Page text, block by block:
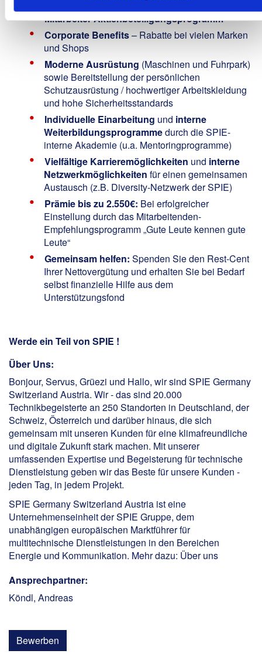
Mitarbeiter-Aktienbeteiligungsprogramm
Corporate Benefits– Rabatte bei vielen Marken
und Shops
Moderne Ausrüstung (Maschinen und Fuhrpark)
sowie Bereitstellung der persönlichen
Schutzausrüstung / hochwertiger Arbeitskleidung
und hohe Sicherheitsstandards
Individuelle Einarbeitung und interne
Weiterbildungsprogrammedurch die SPIE-
interne Akademie (u.a. Mentoringprogramme)
Vielfältige Karrieremöglichkeiten und interne
Netzwerkmöglichkeiten für einen gemeinsamen
Austausch (z.B. Diversity-Netzwerk der SPIE)
Prämie bis zu 2.550€: Bei erfolgreicher
Einstellung durch das Mitarbeitenden-
Empfehlungsprogramm „Gute Leute kennen gute
Leute“
Gemeinsam helfen: Spenden Sie den Rest-Cent
Ihrer Nettovergütung und erhalten Sie bei Bedarf
selbst finanzielle Hilfe aus dem
Unterstützungsfond
Werde ein Teil von SPIE !
Über Uns:
Bonjour, Servus, Grüezi und Hallo, wir sind SPIE Germany
Switzerland Austria. Wir - das sind 20.000
Technikbegeisterte an 250 Standorten in Deutschland, der
Schweiz, Österreich und darüber hinaus, die sich
gemeinsam mit unseren Kunden für eine klimafreundliche
und digitale Zukunft stark machen. Mit unserer
umfassenden Expertise und Begeisterung für technische
Dienstleistung geben wir das Beste für unsere Kunden -
jeden Tag, in jedem Projekt.
SPIE Germany Switzerland Austria ist eine
Unternehmenseinheit der SPIE Gruppe, dem
unabhängigen europäischen Marktführer für
multitechnische Dienstleistungen in den Bereichen
Energie und Kommunikation. Mehr dazu: Über uns
Ansprechpartner:
Köndl, Andreas
Bewerben